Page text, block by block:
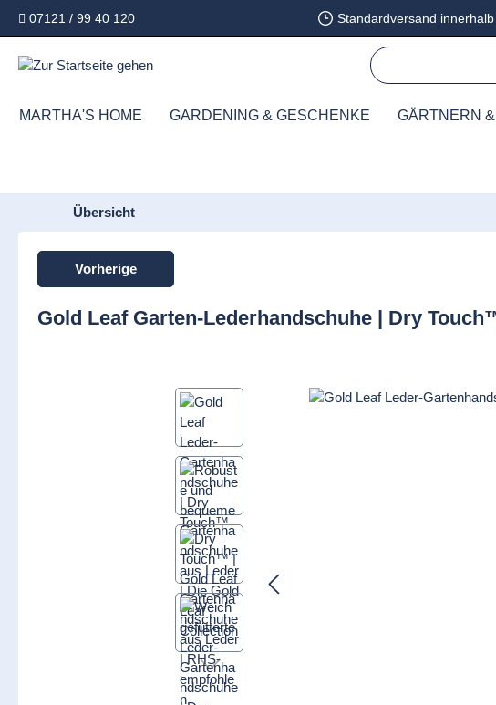
Zur Hauptnavigation springen
07121 / 99 40 120 Standardversand
MARTHA'S HOME GARDENING & GESCHENKE GÄRTNERN &
Übersicht
Vorherige
Gold Leaf Garten-Lederhandschuhe | Dry
Bildergalerie überspringen